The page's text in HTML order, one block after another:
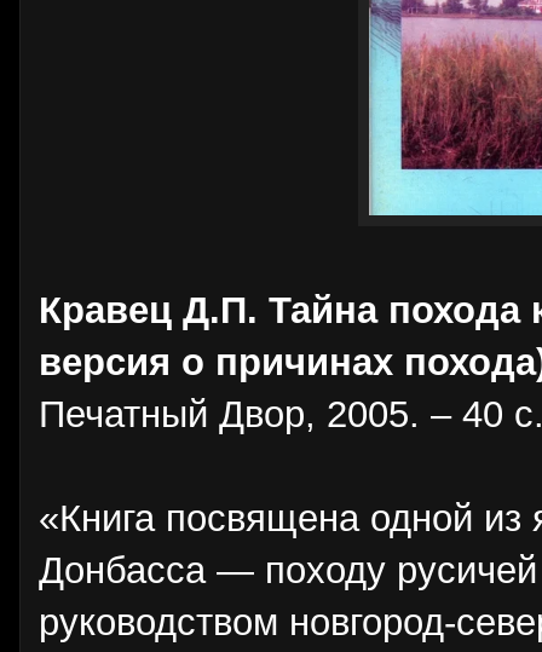
Кравец Д.П. Тайна похода
версия о причинах
Печатный Двор, 2005. – 40
«Книга посвящена одной из
Донбасса — походу
руководством новгород-